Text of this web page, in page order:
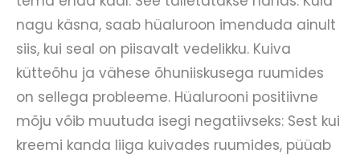
nagu käsna, saab hüaluroon imenduda ainult
siis, kui seal on piisavalt vedelikku. Kuiva
kütteõhu ja vähese õhuniiskusega ruumides
on sellega probleeme. Hüalurooni positiivne
mõju võib muutuda isegi negatiivseks: Sest kui
kreemi kanda liiga kuivades ruumides, püüab